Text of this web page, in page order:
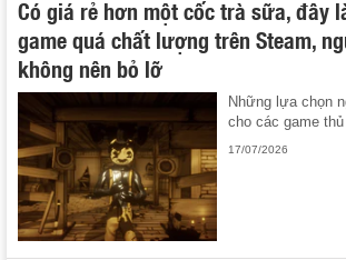
Có giá rẻ hơn một cốc trà sữa, đây
game quá chất lượng trên Steam,
không nên bỏ lỡ
Những lựa chọn
cho các game thủ
17/07/2026